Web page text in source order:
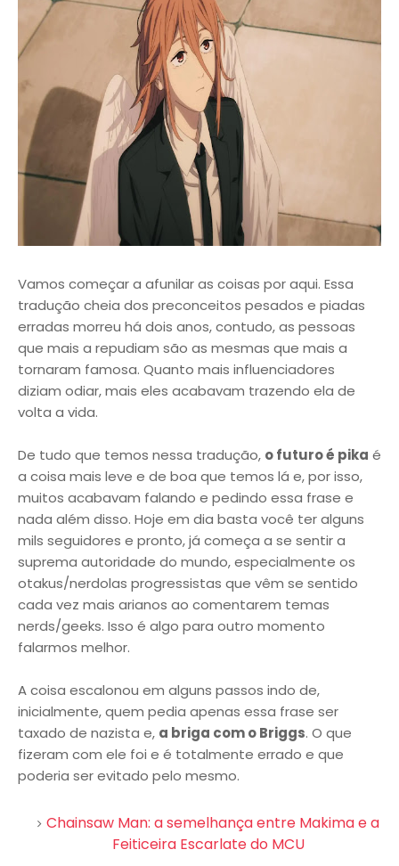
Vamos começar a afunilar as coisas por aqui. Essa
tradução cheia dos preconceitos pesados e piadas
erradas morreu há dois anos, contudo, as pessoas
que mais a repudiam são as mesmas que mais a
tornaram famosa. Quanto mais influenciadores
diziam odiar, mais eles acabavam trazendo ela de
volta a vida.
De tudo que temos nessa tradução, o futuro é pika é
a coisa mais leve e de boa que temos lá e, por isso,
muitos acabavam falando e pedindo essa frase e
nada além disso. Hoje em dia basta você ter alguns
mils seguidores e pronto, já começa a se sentir a
suprema autoridade do mundo, especialmente os
otakus/nerdolas progressistas que vêm se sentido
cada vez mais arianos ao comentarem temas
nerds/geeks. Isso é algo para outro momento
falarmos melhor.
A coisa escalonou em alguns passos indo de,
inicialmente, quem pedia apenas essa frase ser
taxado de nazista e, a briga com o Briggs. O que
fizeram com ele foi e é totalmente errado e que
poderia ser evitado pelo mesmo.
Chainsaw Man: a semelhança entre Makima e a
Feiticeira Escarlate do MCU